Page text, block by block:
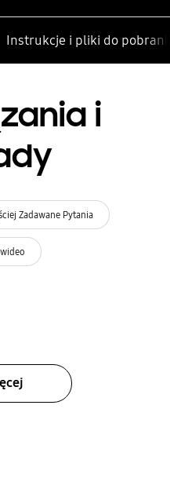
Instrukcje i pliki do
i
Zadawane Pytania